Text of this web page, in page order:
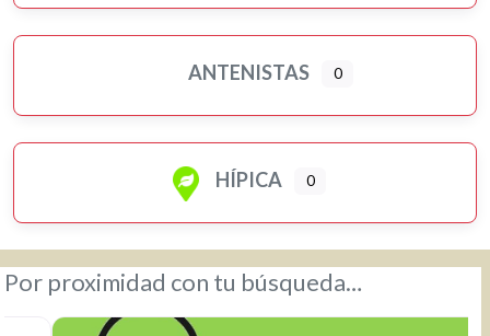
ANTENISTAS 0
HÍPICA 0
Por proximidad con tu búsqueda…